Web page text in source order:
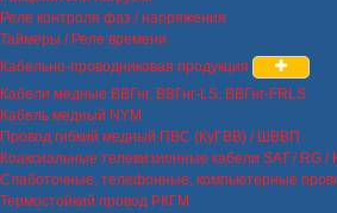
Реле контроля фаз / напряжения
Таймеры / Реле времени
Кабельно-проводниковая продукция
Кабели медные ВВГнг, ВВГнг-LS, ВВГнг-FRLS
Кабель медный NYM
Провод гибкий медный ПВС (КуГВВ) / ШВВП
Коаксиальные телевизионные кабели SAT / RG /
Слаботочные, телефонные, компьютерные
Термостойкий провод РКГМ